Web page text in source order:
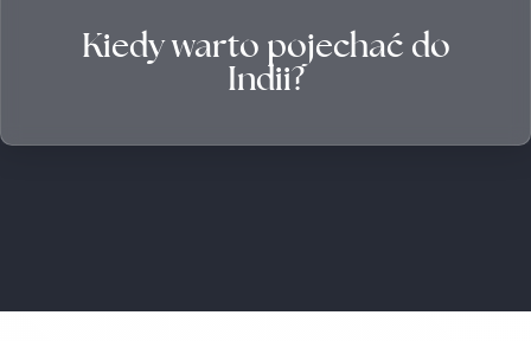
Kiedy warto pojechać do
Indii?